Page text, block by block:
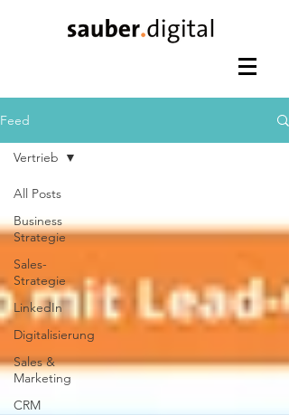
Feed
All Posts
Business
Strategie
Sales-
Strategie
LinkedIn
Digitalisierung
Sales &
Marketing
CRM
Vertrieb